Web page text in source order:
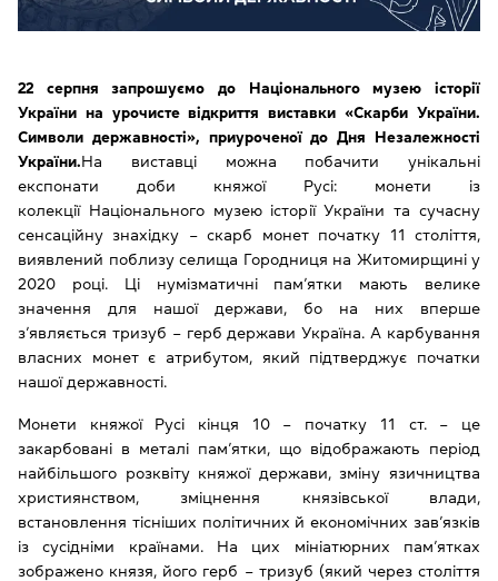
22 серпня запрошуємо до Національного музею історії
України на урочисте відкриття виставки «Скарби України.
Символи державності», приуроченої до Дня Незалежності
України. На виставці можна побачити унікальні
експонати доби княжої Русі: монети із
колекції Національного музею історії України та сучасну
сенсаційну знахідку – скарб монет початку 11 століття,
виявлений поблизу селища Городниця на Житомирщині у
2020 році. Ці нумізматичні пам’ятки мають велике
значення для нашої держави, бо на них вперше
з’являється тризуб – герб держави Україна. А карбування
власних монет є атрибутом, який підтверджує початки
нашої державності.
Монети княжої Русі кінця 10 – початку 11 ст. – це
закарбовані в металі пам’ятки, що відображають період
найбільшого розквіту княжої держави, зміну язичництва
християнством, зміцнення князівської влади,
встановлення тісніших політичних й економічних зав’язків
із сусідніми країнами. На цих мініатюрних пам’ятках
зображено князя, його герб – тризуб (який через століття